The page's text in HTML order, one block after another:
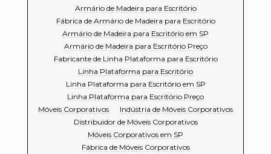
Armário de Madeira para Escritório
Fábrica de Armário de Madeira para Escritório
Armário de Madeira para Escritório em SP
Armário de Madeira para Escritório Preço
Fabricante de Linha Plataforma para Escritório
Linha Plataforma para Escritório
Linha Plataforma para Escritório em SP
Linha Plataforma para Escritório Preço
Móveis Corporativos
Indústria de Móveis Corporativos
Distribuidor de Móveis Corporativos
Móveis Corporativos em SP
Fábrica de Móveis Corporativos